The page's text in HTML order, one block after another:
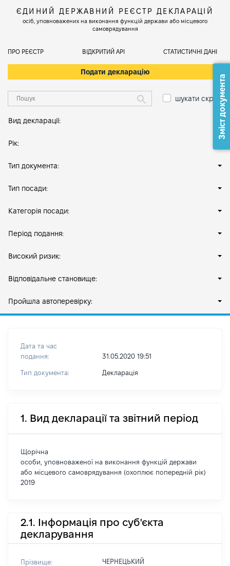
ЄДИНИЙ ДЕРЖАВНИЙ РЕЄСТР ДЕКЛАРАЦІЙ
осіб, уповноважених на виконання функцій держави або місцевого
самоврядування
ПРО РЕЄСТР ВІДКРИТИЙ АРІ СТАТИСТИЧНІ ДАНІ
Подати декларацію
шукати скрізь
Вид декларації:
Рік:
Тип документа:
Тип посади:
Категорія посади:
Період подання:
Високий ризик:
Відповідальне становище:
Пройшла автоперевірку:
Дата та час
подання:
31.05.2020 19:51
Тип документа: Декларація
1. Вид декларації та звітний період
Щорічна
особи, уповноваженої на виконання функцій держави
або місцевого самоврядування (охоплює попередній рік)
2019
2.1. Інформація про суб'єкта
декларування
Прізвище: ЧЕРНЕЦЬКИЙ
Зміст документа